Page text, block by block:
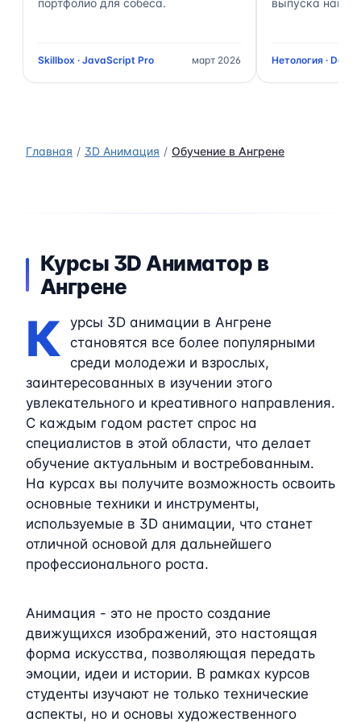
Skillbox · JavaScript Pro март 2026 Нетология · Data
Главная 3D Анимация Обучение в Ангрене
Курсы 3D Аниматор в
Ангрене
К
урсы 3D анимации в Ангрене
становятся все более популярными
среди молодежи и взрослых,
заинтересованных в изучении этого
увлекательного и креативного направления.
С каждым годом растет спрос на
специалистов в этой области, что делает
обучение актуальным и востребованным.
На курсах вы получите возможность освоить
основные техники и инструменты,
используемые в 3D анимации, что станет
отличной основой для дальнейшего
профессионального роста.
Анимация - это не просто создание
движущихся изображений, это настоящая
форма искусства, позволяющая передать
эмоции, идеи и истории. В рамках курсов
студенты изучают не только технические
аспекты, но и основы художественного